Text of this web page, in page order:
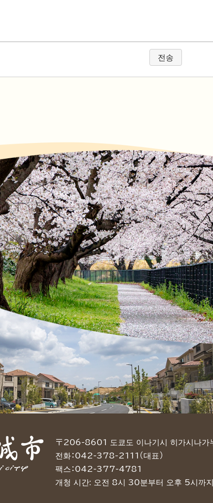
전송
〒206-8601 도쿄도 이나기시 히가시나가
전화：042-378-2111（대표）
팩스：042-377-4781
개청 시간: 오전 8시 30분부터 오후 5시까지